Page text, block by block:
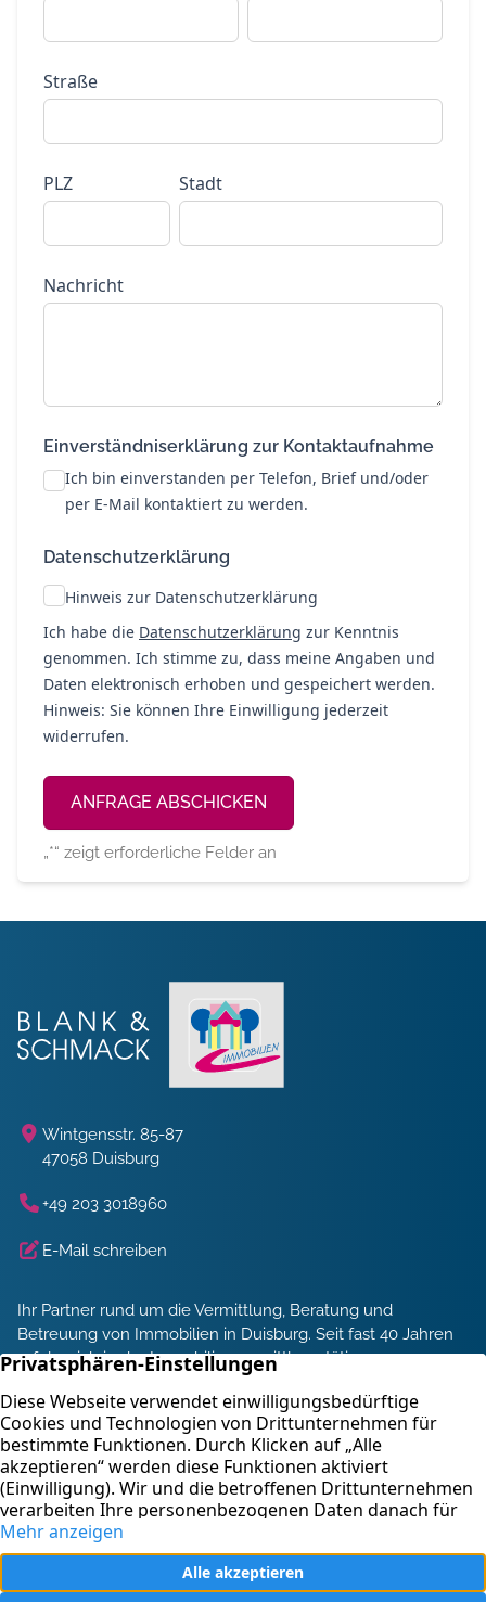
„*“ zeigt erforderliche Felder an
Straße
PLZ Stadt
Nachricht
Einverständniserklärung zur Kontaktaufnahme
Ich bin einverstanden per Telefon, Brief und/oder
per E-Mail kontaktiert zu werden.
Datenschutzerklärung
Hinweis zur Datenschutzerklärung
Ich habe die Datenschutzerklärung zur Kenntnis
genommen. Ich stimme zu, dass meine Angaben und
Daten elektronisch erhoben und gespeichert werden.
Hinweis: Sie können Ihre Einwilligung jederzeit
widerrufen.
Alternative:
Wintgensstr. 85-87
47058 Duisburg
+49 203 3018960
E-Mail schreiben
Ihr Partner rund um die Vermittlung, Beratung und
Betreuung von Immobilien in Duisburg. Seit fast 40 Jahren
erfolgreich in der Immobilienvermittlung tätig.
Energieberatung und Service
Immobilienbewertung
Kontakt